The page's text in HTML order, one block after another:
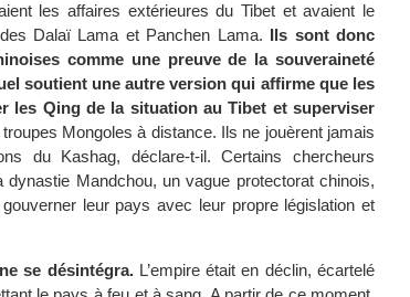
les affaires extérieures du Tibet et avaient le
Dalaï Lama et Panchen Lama. Ils sont donc
comme une preuve de la souveraineté
soutient une autre version qui affirme que les
les Qing de la situation au Tibet et superviser
Mongoles à distance. Ils ne jouèrent jamais
du Kashag, déclare-t-il. Certains chercheurs
dynastie Mandchou, un vague protectorat chinois,
leur pays avec leur propre législation et
se désintégra.L’empire était en déclin, écartelé